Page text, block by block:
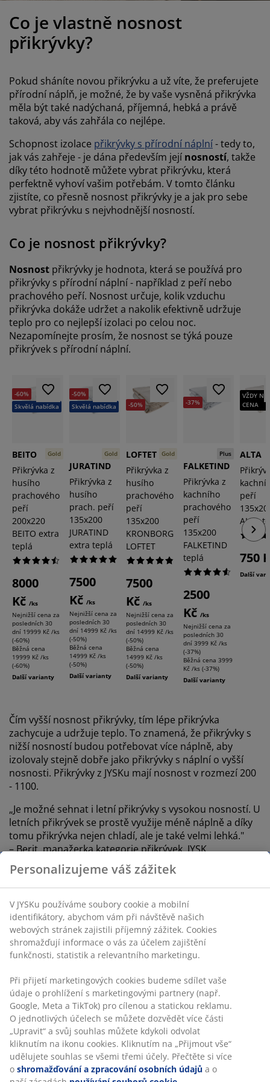
skříněrámy s úložným prostorem
matrace
postele
o nábytek/doplňky
osvětlení
mazlíčky
Co je vlastně nosnost
přikrývky?
Pokud sháníte novou přikrývku a už víte, že preferujete
přírodní náplň, je možné, že by vaše vysněná přikrývka
měla být také nadýchaná, příjemná, hebká a právě
taková, aby vás zahřála co nejlépe.
Schopnost izolace přikrývky s přírodní náplní- tedy to,
jak vás zahřeje - je dána především její nosností, takže
díky této hodnotě můžete vybrat přikrývku, která
perfektně vyhoví vašim potřebám. V tomto článku
zjistíte, co přesně nosnost přikrývky je a jak pro sebe
vybrat přikrývku s nejvhodnější nosností.
Co je nosnost přikrývky?
Nosnost přikrývky je hodnota, která se používá pro
přikrývky s přírodní náplní - například z peří nebo
prachového peří. Nosnost určuje, kolik vzduchu
přikrývka dokáže udržet a nakolik efektivně udržuje
teplo pro co nejlepší izolaci po celou noc.
Nezapomínejte prosím, že nosnost se týká pouze
přikrývek s přírodní náplní.
-60%
Skvělá nabídka
Gold
BEITO
Přikrývka z
husího
prachového
peří
200x220
BEITO extra
teplá
8000
Kč /ks
Nejnižší cena za
posledních 30
dní 19999 Kč /ks
(-60%)
Běžná cena
19999 Kč /ks
(-60%)
Další varianty
-50%
Skvělá nabídka
Gold
JURATIND
Přikrývka z
husího
prach. peří
135x200
JURATIND
extra teplá
7500
Kč /ks
Nejnižší cena za
posledních 30
dní 14999 Kč /ks
(-50%)
Běžná cena
14999 Kč /ks
(-50%)
Další varianty
-50%
Gold
LOFTET
Přikrývka z
husího
prachového
peří
135x200
KRONBORG
LOFTET
7500
Kč /ks
Nejnižší cena za
posledních 30
dní 14999 Kč /ks
(-50%)
Běžná cena
14999 Kč /ks
(-50%)
Další varianty
-37%
Plus
FALKETIND
Přikrývka z
kachního
prachového
peří
135x200
FALKETIND
teplá
2500
Kč /ks
Nejnižší cena za
posledních 30
dní 3999 Kč /ks
(-37%)
Běžná cena 3999
Kč /ks (-37%)
Další varianty
VŽDY
CENA
ALTA
peří
ALTA
750
Další
Čím vyšší nosnost přikrývky, tím lépe přikrývka
zachycuje a udržuje teplo. To znamená, že přikrývky s
nižší nosností budou potřebovat více náplně, aby
izolovaly stejně dobře jako přikrývky s náplní o vyšší
nosnosti. Přikrývky z JYSKu mají nosnost v rozmezí 200
- 1100.
„Je možné sehnat i letní přikrývky s vysokou nosností. U
letních přikrývek se prostě využije méně náplně a díky
tomu přikrývka nejen chladí, ale je také velmi lehká."
– Berit, manažerka kategorie přikrývek, JYSK
Než se přikrývky s přírodní náplní objeví na našich
prodejnách, zašle nám dodavatel model přikrývky,
který před zahájením prodeje pečlivě otestujeme.
Testujeme náhodné kusy u každé naší přikrývky s
přírodní náplní. Testování je skutečně důkladné a
testovaná přikrývka se obvykle zničí, ale testy zaručují
vysokou kvalitu a absolutní nezávadnost každé
Peří, prachové peří a izolace
Existují tři hlavní faktory, které ovlivňují nosnost náplně
přikrývky: Druh ptáka, jehož peří je využito, kvalita peří
nebo prachového peří, a rozložení uvnitř přikrývky.
Náplň přikrývek zpravidla tvoří peří kachen, pižmovek,
Personalizujeme váš zážitek
V JYSKu používáme soubory cookie a mobilní
identifikátory, abychom vám při návštěvě našich
webových stránek zajistili příjemný zážitek. Cookies
shromažďují informace o vás za účelem zajištění
funkčnosti, statistik a relevantního marketingu.
Při přijetí marketingových cookies budeme sdílet vaše
údaje o prohlížení s marketingovými partnery (např.
Google, Meta a TikTok) pro cílenou a statickou reklamu.
O jednotlivých účelech se můžete dozvědět více části
„Upravit“ a svůj souhlas můžete kdykoli odvolat
kliknutím na ikonu cookies. Kliknutím na „Přijmout vše“
udělujete souhlas se všemi třemi účely. Přečtěte si více
o shromažďování a zpracování osobních údajů a o